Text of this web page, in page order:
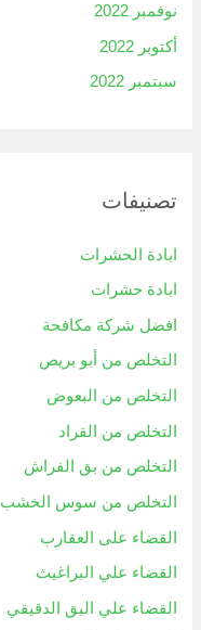
نوفمبر 2022
أكتوبر 2022
سبتمبر 2022
تصنيفات
ابادة الحشرات
ابادة حشرات
افضل شركة مكافحة
التخلص من أبو بريص
التخلص من البعوض
التخلص من القراد
التخلص من بق الفراش
التخلص من سوس الخشب
القضاء على العقارب
القضاء علي البراغيث
القضاء علي البق الدقيقي